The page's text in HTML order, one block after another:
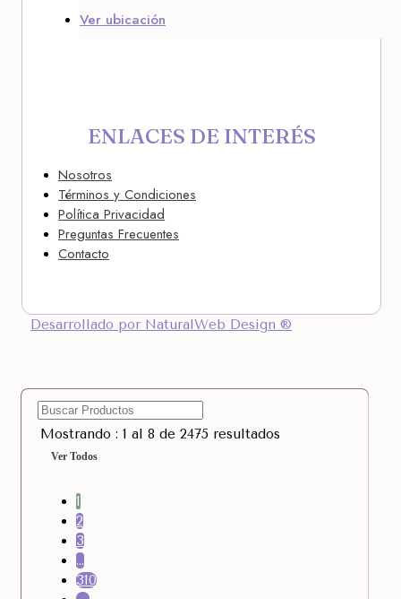
Ver ubicación
ENLACES DE INTERÉS
Nosotros
Términos y Condiciones
Política Privacidad
Preguntas Frecuentes
Contacto
Desarrollado por NaturalWeb Design ®
Mostrando : 1 al 8 de 2475 resultados
Ver Todos
1
2
3
…
310